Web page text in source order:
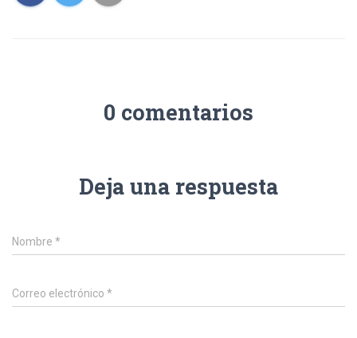
0 comentarios
Deja una respuesta
Nombre *
Correo electrónico *